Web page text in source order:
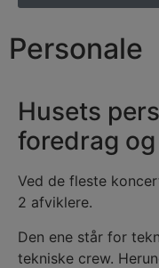
Personale
Husets
foredrag
Ved de fleste
2 afviklere.
Den ene står for
tekniske crew.